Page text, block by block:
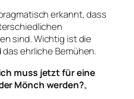
erkannt, dass
sind. Wichtig ist die
ehrliche Bemühen.
muss jetzt für eine
Mönch werden?„